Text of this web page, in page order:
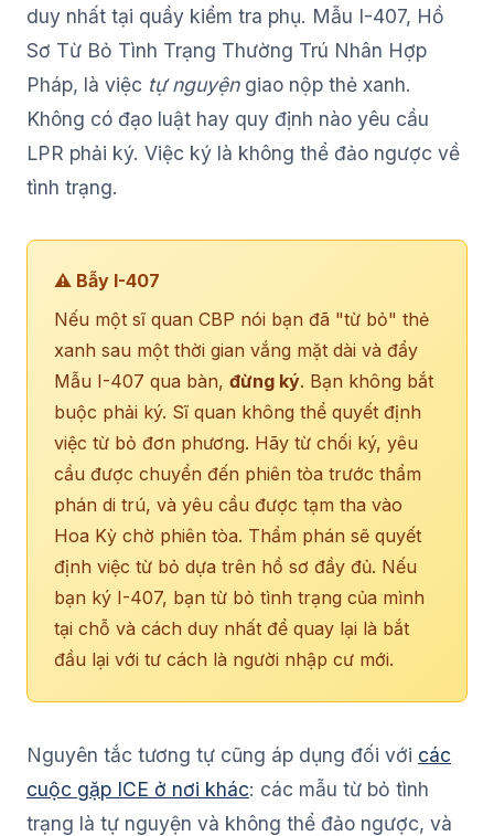
duy nhất tại quầy kiểm tra phụ. Mẫu I-407, Hồ
Sơ Từ Bỏ Tình Trạng Thường Trú Nhân Hợp
Pháp, là việc tự nguyệngiao nộp thẻ xanh.
Không có đạo luật hay quy định nào yêu cầu
LPR phải ký. Việc ký là không thể đảo ngược về
tình trạng.
⚠ Bẫy I-407
Nếu một sĩ quan CBP nói bạn đã "từ bỏ" thẻ
xanh sau một thời gian vắng mặt dài và đẩy
Mẫu I-407 qua bàn, đừng ký. Bạn không bắt
buộc phải ký. Sĩ quan không thể quyết định
việc từ bỏ đơn phương. Hãy từ chối ký, yêu
cầu được chuyển đến phiên tòa trước thẩm
phán di trú, và yêu cầu được tạm tha vào
Hoa Kỳ chờ phiên tòa. Thẩm phán sẽ quyết
định việc từ bỏ dựa trên hồ sơ đầy đủ. Nếu
bạn ký I-407, bạn từ bỏ tình trạng của mình
tại chỗ và cách duy nhất để quay lại là bắt
đầu lại với tư cách là người nhập cư mới.
Nguyên tắc tương tự cũng áp dụng đối với các
cuộc gặp ICE ở nơi khác: các mẫu từ bỏ tình
trạng là tự nguyện và không thể đảo ngược, và